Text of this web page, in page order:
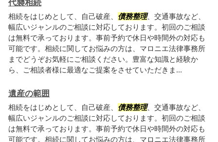
代襲相続
相続をはじめとして、自己破産、 債務整理、交通事故など、
幅広いジャンルのご相談に対応しております。初回のご相談
は無料で承っております。事前予約で休日や時間外の対応も
可能です。相続に関してお悩みの方は、マロニエ法律事務所
までどうぞお気軽にご相談ください。豊富な知識と経験か
ら、ご相談者様に最適なご提案をさせていただきま...
遺産の範囲
相続をはじめとして、自己破産、 債務整理、交通事故など、
幅広いジャンルのご相談に対応しております。初回のご相談
は無料で承っております。事前予約で休日や時間外の対応も
可能です。相続に関してお悩みの方は、マロニエ法律事務所